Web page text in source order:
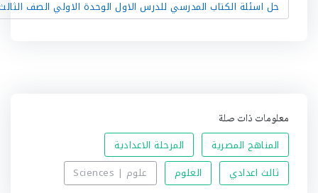
حل اسئلة الكتاب المدرسي للدرس الاول الوحدة الاولي الصف
معلومات ذات صلة
المناهج المصرية
المرحلة الاعدادية
ثالث اعدادي
العلوم علوم | Sciences